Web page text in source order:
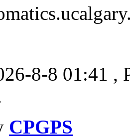
8-8 01:41 ,
CPGPS